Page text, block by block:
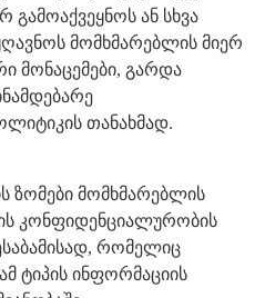
ან სხვა
მომხმარებლის მიერ
მონაცემები, გარდა
თანახმად.
ზომები მომხმარებლის
კონფიდენციალურობის
რომელიც
ტიპის ინფორმაციის